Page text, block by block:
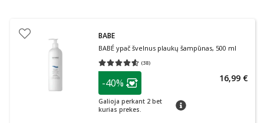
BABE
BABÉ ypač švelnus plaukų šampūnas, 500 ml
(38)
Vidutinis įvertinimas 4.55
patarimas
Lojalumo klubo narių nuolaida
-40%
Galioja perkant 2 bet
kurias prekes.
patarimas
16,99 €